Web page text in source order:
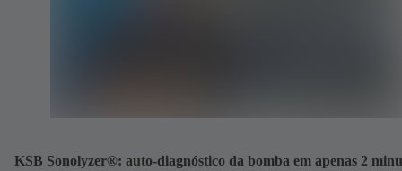
KSB Sonolyzer®: auto-diagnóstico da bomba em apenas 2